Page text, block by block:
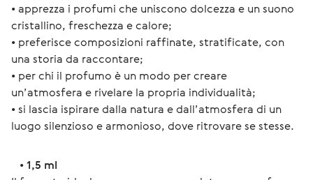
• apprezza i profumi che uniscono dolcezza e un suono
cristallino, freschezza e calore;
• preferisce composizioni raffinate, stratificate, con
una storia da raccontare;
• per chi il profumo è un modo per creare
un’atmosfera e rivelare la propria individualità;
• si lascia ispirare dalla natura e dall’atmosfera di un
luogo silenzioso e armonioso, dove ritrovare se stesse.
• 1,5 ml